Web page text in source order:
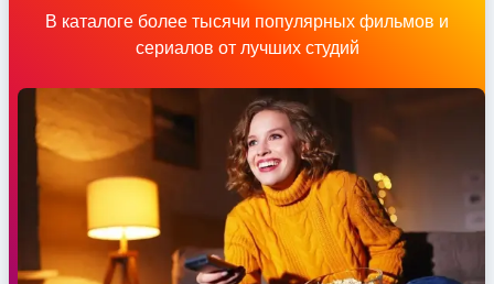
В каталоге более тысячи популярных фильмов и
сериалов от лучших студий